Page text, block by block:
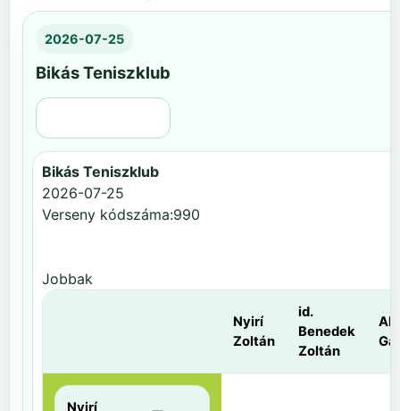
2026-07-25
Bikás Teniszklub
Bikás Teniszklub
2026-07-25
Verseny kódszáma:990
Jobbak
Nyirí
Zoltán
id.
Benedek
Zoltán
Nyirí